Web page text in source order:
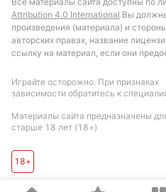
Attribution 4.0 International Вы
произведения (материала) и
авторских правах, название
ссылку на материал, если они
Играйте осторожно. При признаках
зависимости обратитесь к
Материалы сайта предназначены
старше 18 лет (18+)
18+